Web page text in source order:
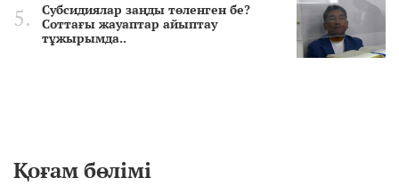
Субсидиялар заңды төленген бе?
Соттағы жауаптар айыптау
тұжырымда..
Қоғам бөлімі